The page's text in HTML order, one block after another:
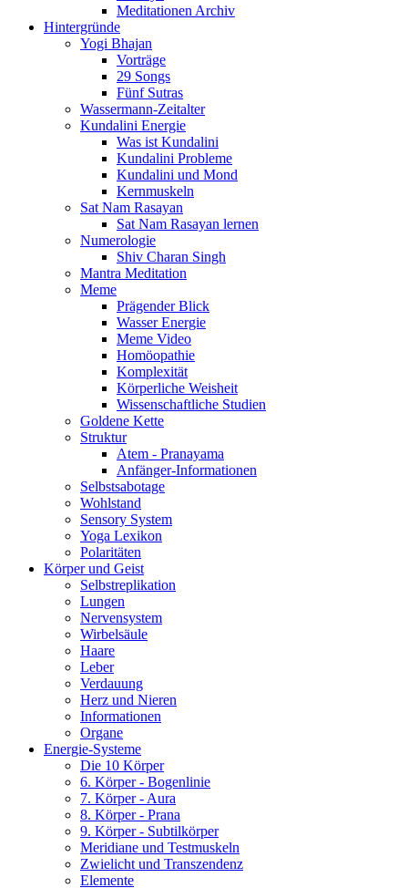
Meditationen Archiv
Hintergründe
Yogi Bhajan
Vorträge
29 Songs
Fünf Sutras
Wassermann-Zeitalter
Kundalini Energie
Was ist Kundalini
Kundalini Probleme
Kundalini und Mond
Kernmuskeln
Sat Nam Rasayan
Sat Nam Rasayan lernen
Numerologie
Shiv Charan Singh
Mantra Meditation
Meme
Prägender Blick
Wasser Energie
Meme Video
Homöopathie
Komplexität
Körperliche Weisheit
Wissenschaftliche Studien
Goldene Kette
Struktur
Atem - Pranayama
Anfänger-Informationen
Selbstsabotage
Wohlstand
Sensory System
Yoga Lexikon
Polaritäten
Körper und Geist
Selbstreplikation
Lungen
Nervensystem
Wirbelsäule
Haare
Leber
Verdauung
Herz und Nieren
Informationen
Organe
Energie-Systeme
Die 10 Körper
6. Körper - Bogenlinie
7. Körper - Aura
8. Körper - Prana
9. Körper - Subtilkörper
Meridiane und Testmuskeln
Zwielicht und Transzendenz
Elemente